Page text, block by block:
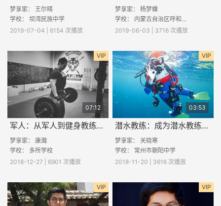
梦享家： 王尔晴
学校： 坝湾民族中学
2019-07-04 | 6154 次播放
梦享家： 杨梦蝶
学校： 内蒙古自治区呼和浩特市第二十七中学
2019-06-03 | 3716 次播放
VIP
07:12
军人：从军人到健身教练，他经历了什么？
梦享家： 康瀚
学校： 多所学校
2018-12-27 | 6901 次播放
VIP
03:53
潜水教练：成为潜水教练的挑战
梦享家： 关晓寒
学校： 常州市朝阳中学
2018-11-20 | 3616 次播放
VIP VIP